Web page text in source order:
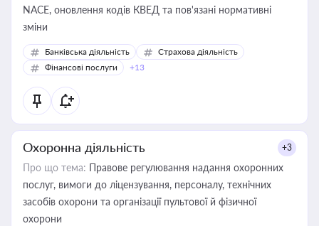
NACE, оновлення кодів КВЕД та пов'язані нормативні
зміни
Банківська діяльність
Страхова діяльність
Фінансові послуги
+13
Охоронна діяльність +3
Про що тема: Правове регулювання надання охоронних
послуг, вимоги до ліцензування, персоналу, технічних
засобів охорони та організації пультової й фізичної
охорони